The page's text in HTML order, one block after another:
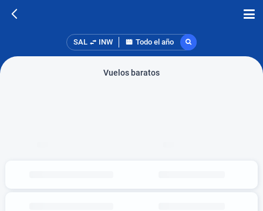
SAL INW Todo el año
Vuelos baratos